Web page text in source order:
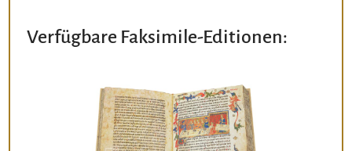
Verfügbare Faksimile-Editionen: